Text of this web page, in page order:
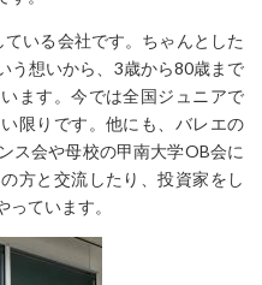
ている会社です。ちゃんとした
う想いから、 3歳から80歳まで
ます。今では全国ジュニアで
限りです。 他にも、バレエの
ス会や母校の甲南大学OB会に
方と交流したり、投資家をし
っています。